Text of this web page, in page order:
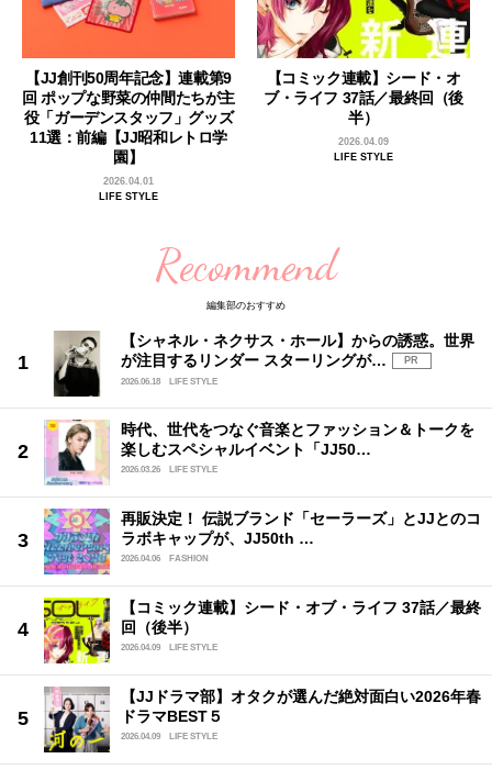
【JJ創刊50周年記念】連載第9
回 ポップな野菜の仲間たちが主
役「ガーデンスタッフ」グッズ
11選：前編【JJ昭和レトロ学
園】
2026.04.01
LIFE STYLE
【コミック連載】シード・オ
ブ・ライフ 37話／最終回（後
半）
2026.04.09
LIFE STYLE
Recommend
編集部のおすすめ
【シャネル・ネクサス・ホール】からの誘惑。世界
が注目するリンダー スターリングが…
PR
2026.06.18
LIFE STYLE
時代、世代をつなぐ音楽とファッション＆トークを
楽しむスペシャルイベント「JJ50…
2026.03.26 LIFE STYLE
再販決定！ 伝説ブランド「セーラーズ」とJJとのコ
ラボキャップが、JJ50th …
2026.04.06 FASHION
【コミック連載】シード・オブ・ライフ 37話／最終
回（後半）
2026.04.09 LIFE STYLE
【JJドラマ部】オタクが選んだ絶対面白い2026年春
ドラマBEST５
2026.04.09 LIFE STYLE